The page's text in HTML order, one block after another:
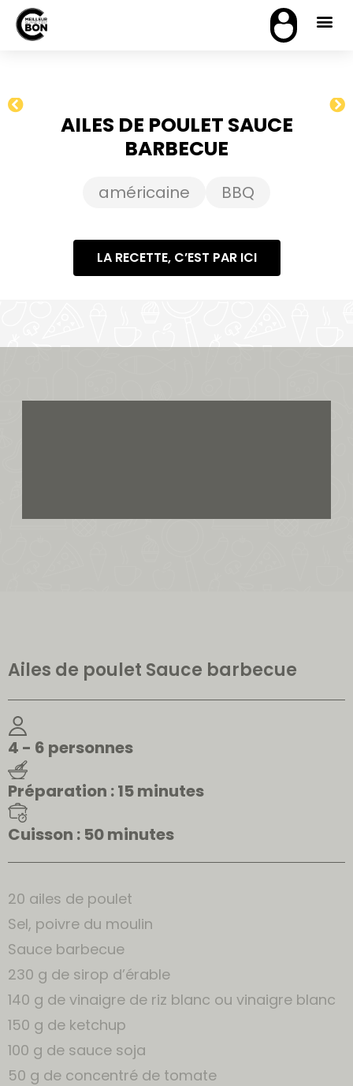
AILES DE POULET SAUCE
BARBECUE
américaine BBQ
LA RECETTE, C’EST PAR ICI
Ailes de poulet Sauce barbecue
4 - 6 personnes
Préparation : 15 minutes
Cuisson : 50 minutes
20 ailes de poulet
Sel, poivre du moulin
Sauce barbecue
230 g de sirop d’érable
140 g de vinaigre de riz blanc ou vinaigre blanc
150 g de ketchup
100 g de sauce soja
50 g de concentré de tomate